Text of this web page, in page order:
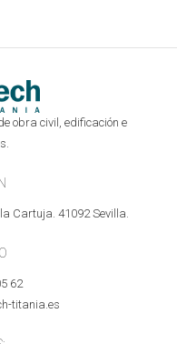
obra civil, edificación e
Cartuja. 41092 Sevilla.
62
titania.es